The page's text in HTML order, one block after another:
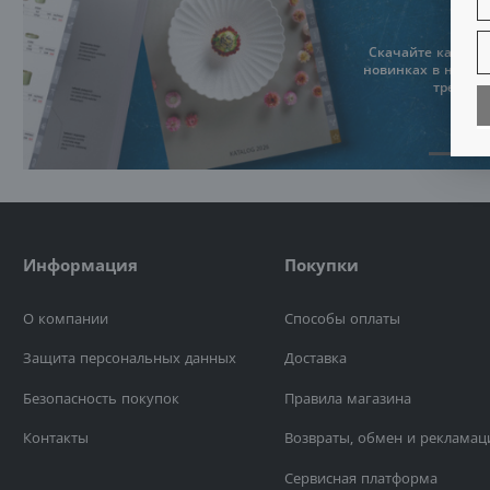
Скачайте
новинках в
Информация
О компании
Защита персональных данных
Безопасность покупок
Контакты
Покупки
Способы оплаты
Доставка
Правила магазина
Возвраты, обмен и
Сервисная платформа